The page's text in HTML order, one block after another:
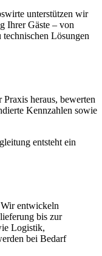
unterstützen wir
Ihrer Gäste – von
Lösungen
heraus, bewerten
Kennzahlen sowie
entsteht ein
entwickeln
bis zur
Logistik,
bei Bedarf